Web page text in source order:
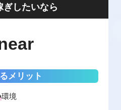
ぎしたいなら
メリット
環境